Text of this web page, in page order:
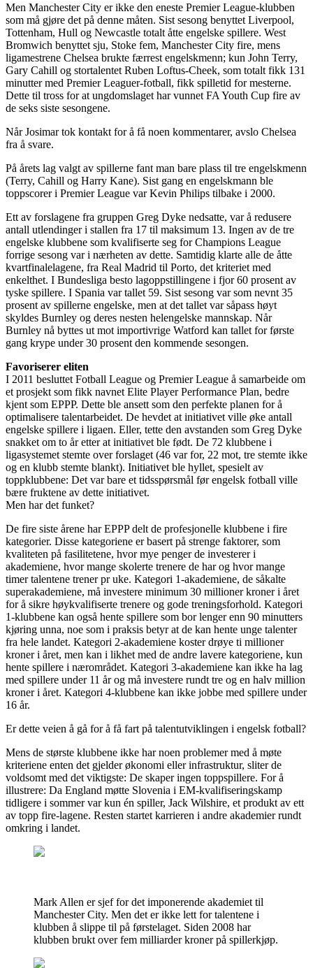
Men Manchester City er ikke den eneste Premier League-klubben
som må gjøre det på denne måten. Sist sesong benyttet Liverpool,
Tottenham, Hull og Newcastle totalt åtte engelske spillere. West
Bromwich benyttet sju, Stoke fem, Manchester City fire, mens
ligamestrene Chelsea brukte færrest engelskmenn; kun John Terry,
Gary Cahill og stortalentet Ruben Loftus-Cheek, som totalt fikk 131
minutter med Premier Leaguer-fotball, fikk spilletid for mesterne.
Dette til tross for at ungdomslaget har vunnet FA Youth Cup fire av
de seks siste sesongene.
Når Josimar tok kontakt for å få noen kommentarer, avslo Chelsea
fra å svare.
På årets lag valgt av spillerne fant man bare plass til tre engelskmenn
(Terry, Cahill og Harry Kane). Sist gang en engelskmann ble
toppscorer i Premier League var Kevin Philips tilbake i 2000.
Ett av forslagene fra gruppen Greg Dyke nedsatte, var å redusere
antall utlendinger i stallen fra 17 til maksimum 13. Ingen av de tre
engelske klubbene som kvalifiserte seg for Champions League
forrige sesong var i nærheten av dette. Samtidig klarte alle de åtte
kvartfinalelagene, fra Real Madrid til Porto, det kriteriet med
enkelthet. I Bundesliga besto lagoppstillingene i fjor 60 prosent av
tyske spillere. I Spania var tallet 59. Sist sesong var som nevnt 35
prosent av spillerne engelske, men at det tallet var såpass høyt
skyldes Burnley og deres nesten helengelske mannskap. Når
Burnley nå byttes ut mot importivrige Watford kan tallet for første
gang krype under 30 prosent den kommende sesongen.
Favoriserer eliten
I 2011 besluttet Fotball League og Premier League å samarbeide om
et prosjekt som fikk navnet Elite Player Performance Plan, bedre
kjent som EPPP. Dette ble ansett som den perfekte planen for å
optimalisere talentarbeidet. De hevdet at initiativet ville øke antall
engelske spillere i ligaen. Eller, tette den avstanden som Greg Dyke
snakket om to år etter at initiativet ble født. De 72 klubbene i
ligasystemet stemte over forslaget (46 var for, 22 mot, tre stemte ikke
og en klubb stemte blankt). Initiativet ble hyllet, spesielt av
toppklubbene: Det var bare et tidsspørsmål før engelsk fotball ville
bære fruktene av dette initiativet.
Men har det funket?
De fire siste årene har EPPP delt de profesjonelle klubbene i fire
kategorier. Disse kategoriene er basert på strenge faktorer, som
kvaliteten på fasilitetene, hvor mye penger de investerer i
akademiene, hvor mange skolerte trenere de har og hvor mange
timer talentene trener pr uke. Kategori 1-akademiene, de såkalte
superakademiene, må investere minimum 30 millioner kroner i året
for å sikre høykvalifiserte trenere og gode treningsforhold. Kategori
1-klubbene kan også hente spillere som bor lenger enn 90 minutters
kjøring unna, noe som i praksis betyr at de kan hente unge talenter
fra hele landet. Kategori 2-akademiene koster drøye ti millioner
kroner i året, men kan i likhet med de andre lavere kategoriene, kun
hente spillere i nærområdet. Kategori 3-akademiene kan ikke ha lag
med spillere under 11 år og må investere rundt tre og en halv million
kroner i året. Kategori 4-klubbene kan ikke jobbe med spillere under
16 år.
Er dette veien å gå for å få fart på talentutviklingen i engelsk fotball?
Mens de største klubbene ikke har noen problemer med å møte
kriteriene enten det gjelder økonomi eller infrastruktur, sliter de
voldsomt med det viktigste: De skaper ingen toppspillere. For å
illustrere: Da England møtte Slovenia i EM-kvalifiseringskamp
tidligere i sommer var kun én spiller, Jack Wilshire, et produkt av ett
av topp fire-lagene. Resten startet karrieren i andre akademier rundt
omkring i landet.
Mark Allen er sjef for det imponerende akademiet til
Manchester City. Men det er ikke lett for talentene i
klubben å slippe til på førstelaget. Siden 2008 har
klubben brukt over fem milliarder kroner på spillerkjøp.